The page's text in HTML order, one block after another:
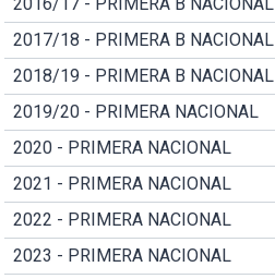
2017/18 - PRIMERA B NACIONAL
2018/19 - PRIMERA B NACIONAL
2019/20 - PRIMERA NACIONAL
2020 - PRIMERA NACIONAL
2021 - PRIMERA NACIONAL
2022 - PRIMERA NACIONAL
2023 - PRIMERA NACIONAL